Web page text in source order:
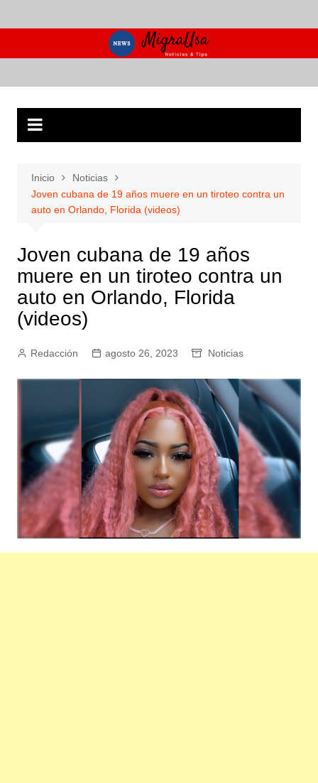
al
Inicio
Noticias
Joven cubana de 19 años muere en un tiroteo contra un
auto en Orlando, Florida (videos)
Joven cubana de 19 años
muere en un tiroteo contra un
auto en Orlando, Florida
(videos)
Redacción agosto 26, 2023 Noticias